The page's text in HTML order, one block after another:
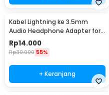
Kabel Lightning ke 3.5mm
Audio Headphone Adapter for
iPhone - JH-001
Rp14.000
Rp30.900 55%
+ Keranjang